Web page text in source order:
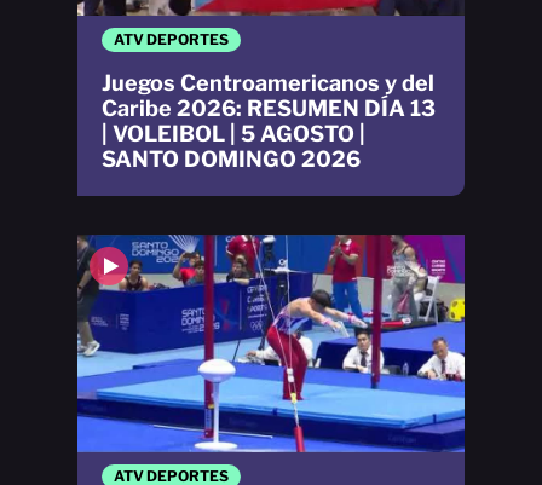
ATV DEPORTES
ATV DEPORTES
Juegos Centroamericanos y del
Caribe 2026: RESUMEN DÍA 13
| VOLEIBOL | 5 AGOSTO |
SANTO DOMINGO 2026